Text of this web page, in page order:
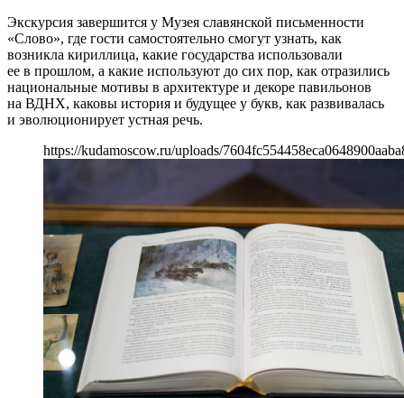
Экскурсия завершится у Музея славянской письменности
«Слово», где гости самостоятельно смогут узнать, как
возникла кириллица, какие государства использовали
ее в прошлом, а какие используют до сих пор, как отразились
национальные мотивы в архитектуре и декоре павильонов
на ВДНХ, каковы история и будущее у букв, как развивалась
и эволюционирует устная речь.
https://kudamoscow.ru/uploads/